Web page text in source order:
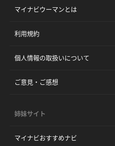
マイナビウーマンとは
利用規約
個人情報の取扱いについて
ご意見・ご感想
姉妹サイト
マイナビおすすめナビ